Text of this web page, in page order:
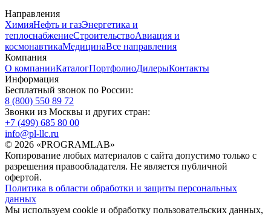
Направления
ХимияНефть и газЭнергетика и
теплоснабжениеСтроительствоАвиация и
космонавтикаМедицинаВсе направления
Компания
О компанииКаталогПортфолиоДилерыКонтакты
Информация
Бесплатный звонок по России:
8 (800) 550 89 72
Звонки из Москвы и других стран:
+7 (499) 685 80 00
info@pl-llc.ru
© 2026 «PROGRAMLAB»
Копирование любых материалов с сайта допустимо только с
разрешения правообладателя. Не является публичной
офертой.
Политика в области обработки и защиты персональных
данных
Мы используем cookie и обработку пользовательских данных,